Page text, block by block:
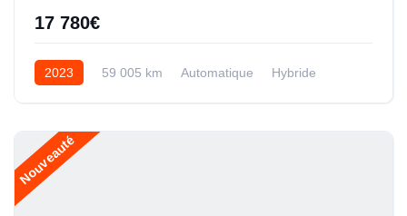
17 780€
2023 59 005 km Automatique Hybride
Nouveauté